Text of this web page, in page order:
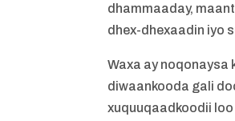
dhammaaday,
dhex-dhexaadin iyo
Waxa ay noqonaysa
diwaankooda gali
xuquuqaadkoodii